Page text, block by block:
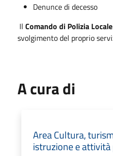
Denunce di decesso
Il Comando di Polizia Locale
svolgimento del proprio
A cura di
Area Cultura,
istruzione e